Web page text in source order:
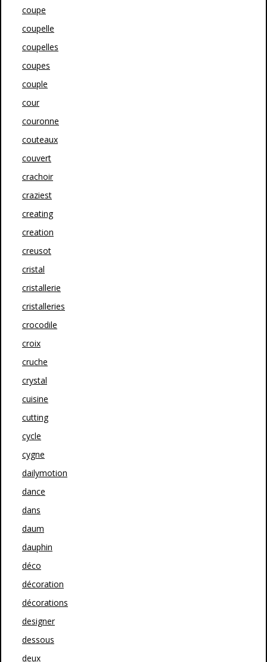
coupe
coupelle
coupelles
coupes
couple
cour
couronne
couteaux
couvert
crachoir
craziest
creating
creation
creusot
cristal
cristallerie
cristalleries
crocodile
croix
cruche
crystal
cuisine
cutting
cycle
cygne
dailymotion
dance
dans
daum
dauphin
déco
décoration
décorations
designer
dessous
deux